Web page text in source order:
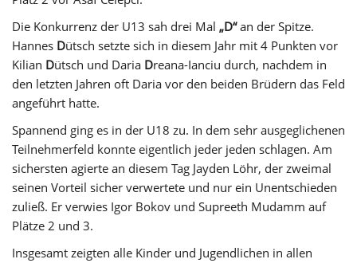
Die Konkurrenz der U13 sah drei Mal „D“an der Spitze.
Hannes Dütsch setzte sich in diesem Jahr mit 4 Punkten vor
Kilian Dütsch und Daria Dreana-Ianciu durch, nachdem in
den letzten Jahren oft Daria vor den beiden Brüdern das Feld
angeführt hatte.
Spannend ging es in der U18 zu. In dem sehr ausgeglichenen
Teilnehmerfeld konnte eigentlich jeder jeden schlagen. Am
sichersten agierte an diesem Tag Jayden Löhr, der zweimal
seinen Vorteil sicher verwertete und nur ein Unentschieden
zuließ. Er verwies Igor Bokov und Supreeth Mudamm auf
Plätze 2 und 3.
Insgesamt zeigten alle Kinder und Jugendlichen in allen